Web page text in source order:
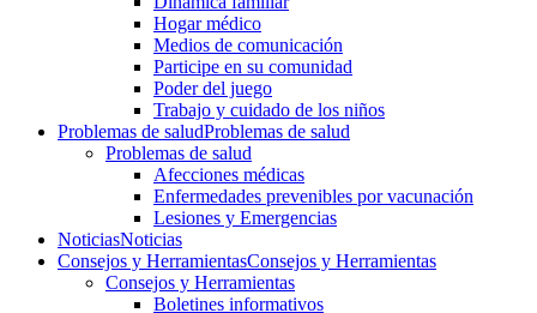
Hogar médico
Medios de comunicación
Participe en su comunidad
Poder del juego
Trabajo y cuidado de los niños
Problemas de saludProblemas de salud
Problemas de salud
Afecciones médicas
Enfermedades prevenibles por vacunación
Lesiones y Emergencias
NoticiasNoticias
Consejos y HerramientasConsejos y Herramientas
Consejos y Herramientas
Boletines informativos